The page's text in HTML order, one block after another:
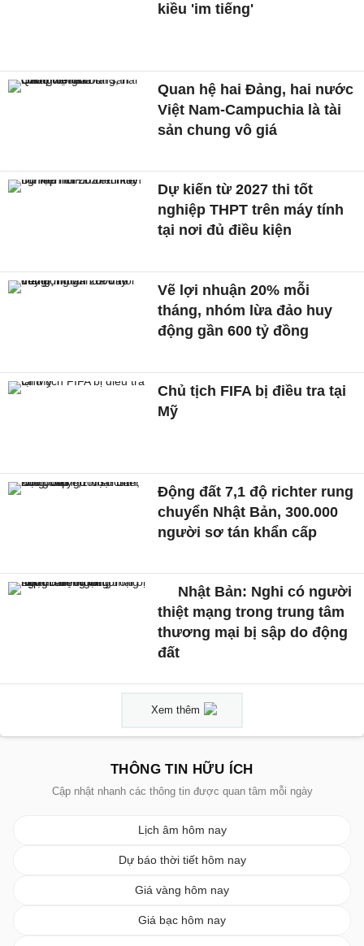
kiều 'im tiếng'
Quan hệ hai Đảng, hai nước
Việt Nam-Campuchia là tài
sản chung vô giá ​
Dự kiến từ 2027 thi tốt
nghiệp THPT trên máy tính
tại nơi đủ điều kiện
Vẽ lợi nhuận 20% mỗi
tháng, nhóm lừa đảo huy
động gần 600 tỷ đồng
Chủ tịch FIFA bị điều tra tại
Mỹ
Động đất 7,1 độ richter rung
chuyển Nhật Bản, 300.000
người sơ tán khẩn cấp
Nhật Bản: Nghi có người
thiệt mạng trong trung tâm
thương mại bị sập do động
đất
Xem thêm
THÔNG TIN HỮU ÍCH
Cập nhật nhanh các thông tin được quan tâm mỗi ngày
Lịch âm hôm nay
Dự báo thời tiết hôm nay
Giá vàng hôm nay
Giá bạc hôm nay